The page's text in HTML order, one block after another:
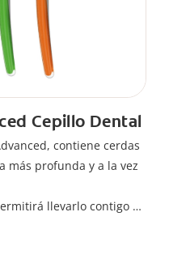
Cepillo Dental
contiene cerdas
más profunda y a la vez
llevarlo contigo a